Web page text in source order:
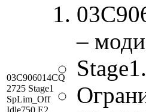
03C906014CQ
2725 Stage1
SpLim_Off
Idle750 E2
–